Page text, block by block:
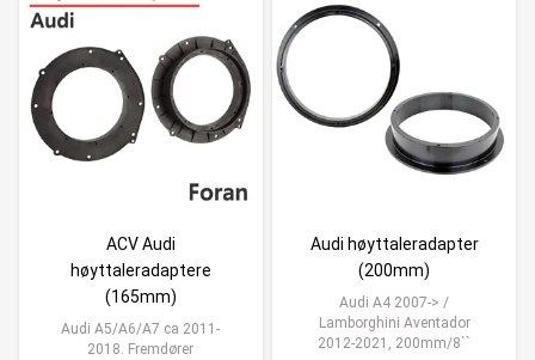
ACV Audi
høyttaleradaptere
(165mm)
Audi A5/A6/A7 ca 2011-
2018. Fremdører
Audi høyttaleradapter
(200mm)
Audi A4 2007-> /
Lamborghini Aventador
2012-2021, 200mm/8``